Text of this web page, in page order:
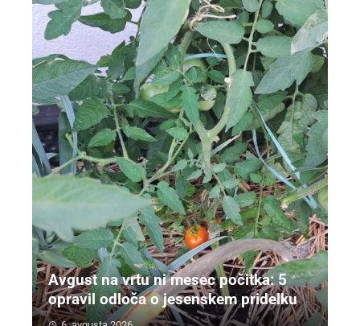
Avgust na vrtu ni mesec počitka: 5
opravil odloča o jesenskem pridelku